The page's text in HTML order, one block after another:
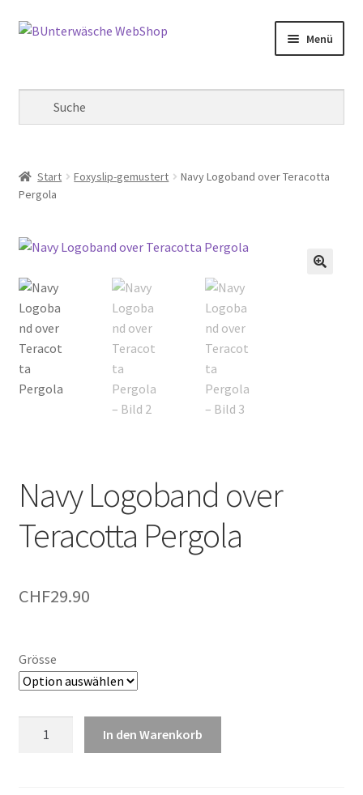
Zur
Zum
Menü
Warenkorb
Start Foxyslip-gemustert
Navy Logoband over Teracotta
Pergola
Navy Logoband over
Teracotta Pergola
CHF29.90
Grösse
In den Warenkorb